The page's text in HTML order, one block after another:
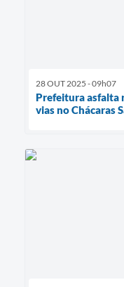
28 OUT 2025 - 09h07
Prefeitura asfalta
vias no Chácaras